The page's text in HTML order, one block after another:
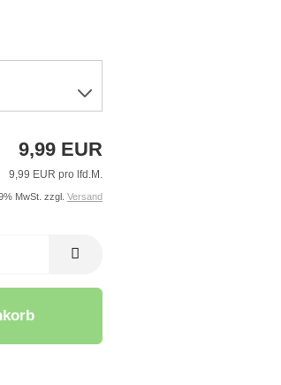
9,99 EUR
9,99 EUR pro lfd.M.
MwSt. zzgl. Versand